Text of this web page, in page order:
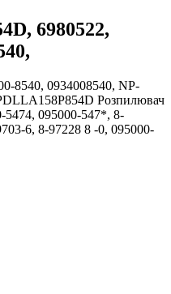
6980522,
8540, 0934008540, NP-
Розпилювач
5474, 095000-547*, 8-
6, 8-97228 8 -0, 095000-